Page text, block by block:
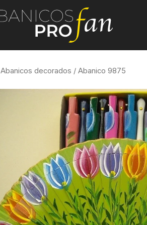
Abanicos decorados / Abanico 9875